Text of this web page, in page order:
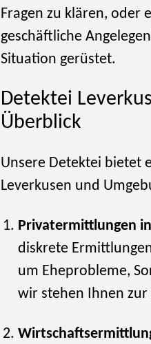
Fragen zu klären, oder
geschäftliche
Situation gerüstet.
Detektei
Überblick
Unsere Detektei bietet
Leverkusen und
Privatermittlungen
diskrete
um Eheprobleme,
wir stehen Ihnen zur